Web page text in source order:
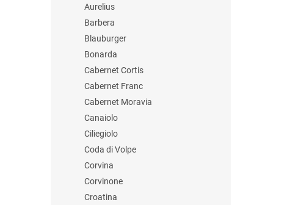
Aurelius
Barbera
Blauburger
Bonarda
Cabernet Cortis
Cabernet Franc
Cabernet Moravia
Canaiolo
Ciliegiolo
Coda di Volpe
Corvina
Corvinone
Croatina